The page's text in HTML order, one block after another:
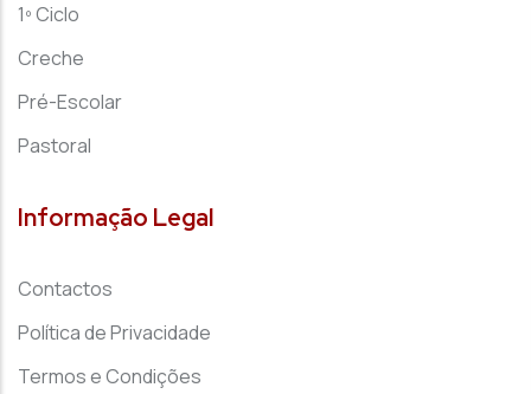
1º Ciclo
Creche
Pré-Escolar
Pastoral
Informação Legal
Contactos
Política de Privacidade
Termos e Condições